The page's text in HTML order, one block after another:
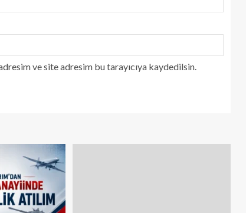
ve site adresim bu tarayıcıya kaydedilsin.